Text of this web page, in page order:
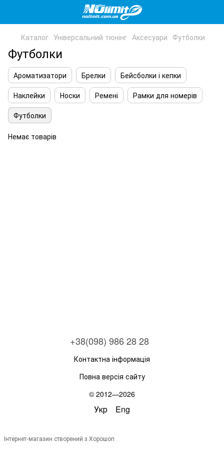
Каталог Універсальний тюнінг Аксесуари Футболки
Футболки
Ароматизатори Брелки
Бейсболки і кепки
Наклейки
Носки Ремені
Рамки для номерів
Футболки
Немає товарів
+38(098) 986 28 28
Контактна інформація
Повна версія сайту
© 2012—2026
Укр Eng
Інтернет-магазин створений з Хорошоп